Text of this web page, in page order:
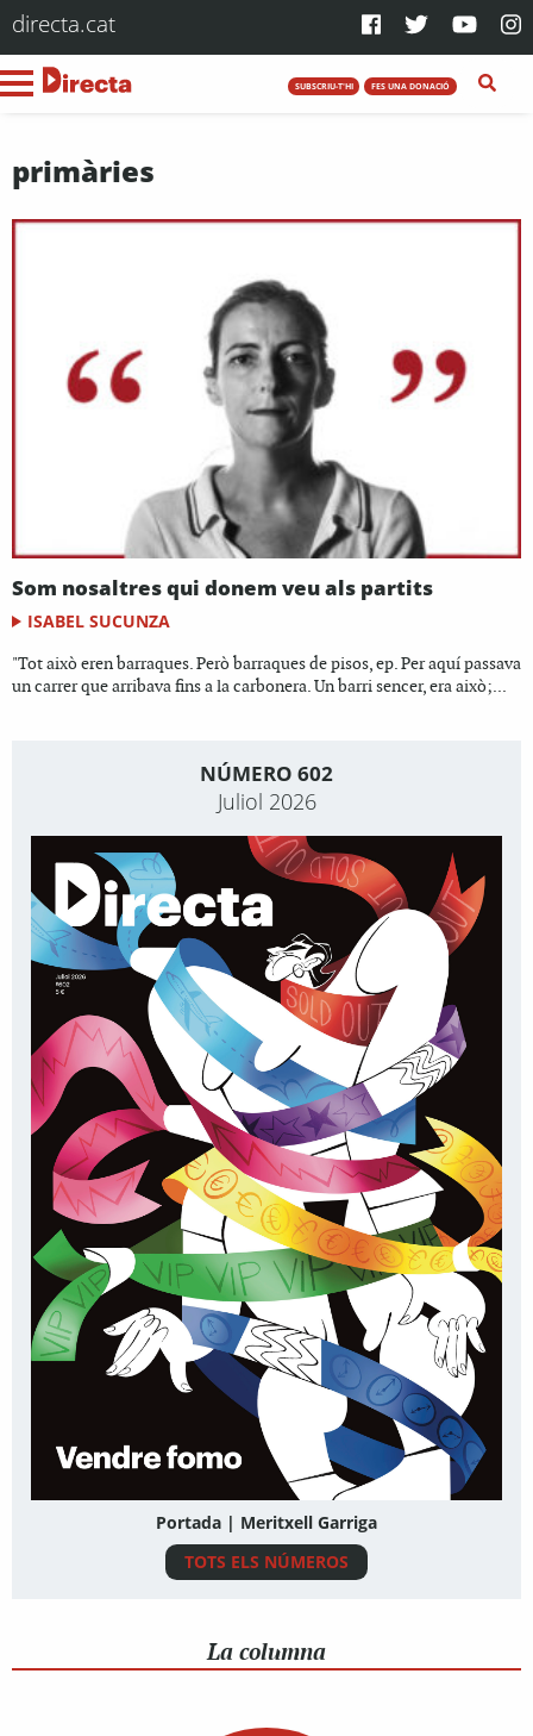
directa.cat
SUBSCRIU-T'HI FES UNA DONACIÓ
primàries
Som nosaltres qui donem veu als partits
ISABEL SUCUNZA
"Tot això eren barraques. Però barraques de pisos, ep. Per aquí passava
un carrer que arribava fins a la carbonera. Un barri sencer, era això;...
NÚMERO 602
Juliol 2026
Portada | Meritxell Garriga
TOTS ELS NÚMEROS
La columna